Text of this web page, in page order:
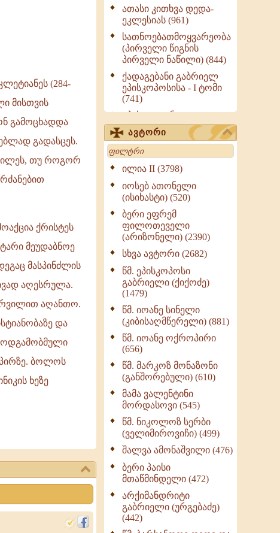
(284-
მისთვის
გამოცხადდა
გადასცეს.
თუ როგორ
ქრისტეს
მეუდაბნოე
მასპინძლის
აღესრულა.
აღანთო.
და
ბოლოს
ხეზე
ათასი კითხვა დედა-
ეკლესიას (961)
სათნოებათმოყვარეობა
(პირველი წიგნის
პირველი ნაწილი) (844)
ქადაგებანი გაბრიელ
ეპისკოპოსისა - I ტომი
(741)
ეპისტოლენი,
ქადაგებანი, სიტყვანი
(ნაწილი III) (723)
მოძღვრის ძალზე
სასარგებლო რჩევები
მრევლისათვის (545)
Wisdomge (514)
ქადაგებანი გაბრიელ
ეპისკოპოსისა - II ტომი
(370)
სულიერი ცხოვრების
სახელმძღვანელო -
ნაწილი II (369)
ღმერთი და ადამიანები
(287)
ბერის დიადემა (278)
მონაზვნური
გამოცდილების
ოთხი ასეული თავი
სიყვარულის შესახებ
(259)
ავტორი
Search
ილია II (3798)
იოსებ ათონელი
(ისიხასტი) (520)
ბერი ეფრემ
ფილოთეველი
(არიზონელი) (2390)
სხვა ავტორი (2682)
წმ. ეპისკოპოსი
გაბრიელი (ქიქოძე)
(1479)
წმ. იოანე სინელი
(კიბისაღმწერელი) (881)
წმ. იოანე ოქროპირი
(656)
წმ. მარკოზ მონაზონი
(განშორებული) (610)
მამა ვალენტინი
მორდასოვი (545)
წმ. ნიკოლოზ სერბი
(ველიმიროვიჩი) (499)
შალვა ამონაშვილი (476)
ბერი პაისი
მთაწმინდელი (472)
არქიმანდრიტი
გაბრიელი (ურგებაძე)
(442)